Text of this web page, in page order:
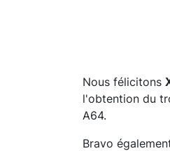
Nous félicitons
l'obtention du
A64.
Bravo